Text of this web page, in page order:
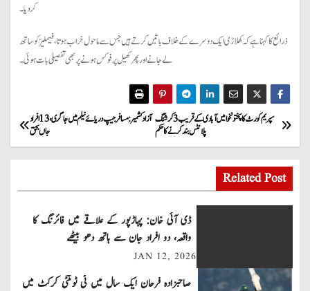
کر دیا۔
ذرائع کا کہنا ہے کہ کھلاڑی ایک دوسرے کے خلاف باتیں کرتے ہیں جس سے ماحول خراب ہوتا، فیملیز کو ساتھ
لے جانے اور پھر کھیل پر فوکس ہونے پر بھی تفصیلی بات ہوئی۔
P
o
s
t
a
آزاد کشمیر: مسافر جیپ دریائے نیلم میں جاگری، 13 افراد
جاں بحق
سپریم کورٹ کا پختونخوا میں آبادی کے قریب 3 کرشنگ
پلانٹس بند کرنے کا حکم
Related Post
ڈی آئی خان: پہاڑپور کے علاقے میں فائرنگ کا
واقعہ، دو افراد جان سے ہاتھ دھو بیٹھے
JAN 12, 2026
صاحبزادہ فرحان ایک سال میں ٹی ٹوئنٹی کرکٹ میں